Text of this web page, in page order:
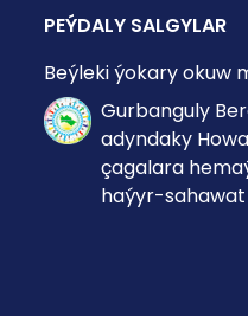
PEÝDALY SALGYLAR
Beýleki ýokary okuw
Gurbanguly
adyndaky
çagalara
haýyr-